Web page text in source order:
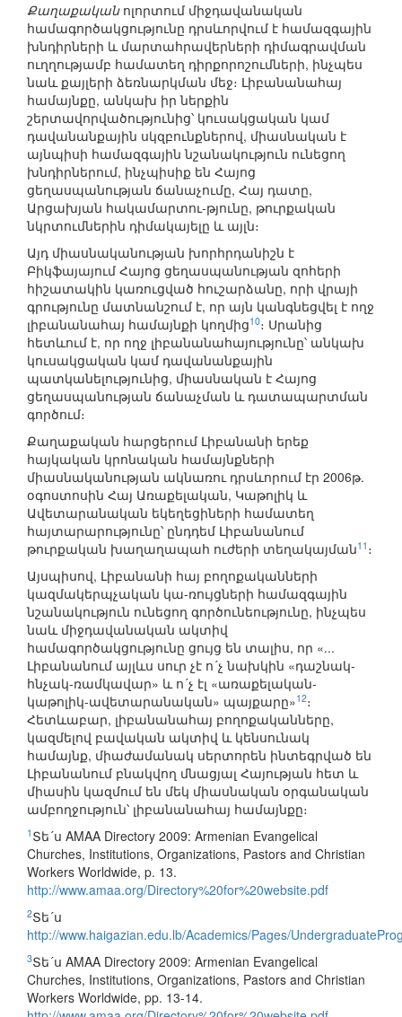
Քաղաքականոլորտում միջդավանական
համագործակցությունը դրսևորվում է համազգային
խնդիրների և մարտահրավերների դիմագրավման
ուղղությամբ համատեղ դիրքորոշումների, ինչպես
նաև քայլերի ձեռնարկման մեջ։ Լիբանանահայ
համայնքը, անկախ իր ներքին
շերտավորվածությունից՝ կուսակցական կամ
դավանանքային սկզբունքներով, միասնական է
այնպիսի համազգային նշանակություն ունեցող
խնդիրներում, ինչպիսիք են Հայոց
ցեղասպանության ճանաչումը, Հայ դատը,
Արցախյան հակամարտու-թյունը, թուրքական
նկրտումներին դիմակայելը և այլն։
Այդ միասնականության խորհրդանիշն է
Բիկֆայայում Հայոց ցեղասպանության զոհերի
հիշատակին կառուցված հուշարձանը, որի վրայի
գրությունը մատնանշում է, որ այն կանգնեցվել է ողջ
լիբանանահայ համայնքի կողմից10։ Սրանից
հետևում է, որ ողջ լիբանանահայությունը՝ անկախ
կուսակցական կամ դավանանքային
պատկանելությունից, միասնական է Հայոց
ցեղասպանության ճանաչման և դատապարտման
գործում։
Քաղաքական հարցերում Լիբանանի երեք
հայկական կրոնական համայնքների
միասնականության ակնառու դրսևորում էր 2006թ.
օգոստոսին Հայ Առաքելական, Կաթոլիկ և
Ավետարանական եկեղեցիների համատեղ
հայտարարությունը՝ ընդդեմ Լիբանանում
թուրքական խաղաղապահ ուժերի տեղակայման11 ։
Այսպիսով, Լիբանանի հայ բողոքականների
կազմակերպչական կա-ռույցների համազգային
նշանակություն ունեցող գործունեությունը, ինչպես
նաև միջդավանական ակտիվ
համագործակցությունը ցույց են տալիս, որ «...
Լիբանանում այլևս սուր չէ ո´չ նախկին «դաշնակ-
հնչակ-ռամկավար» և ո´չ էլ «առաքելական-
կաթոլիկ-ավետարանական» պայքարը»12։
Հետևաբար, լիբանանահայ բողոքականները,
կազմելով բավական ակտիվ և կենսունակ
համայնք, միաժամանակ սերտորեն ինտեգրված են
Լիբանանում բնակվող մնացյալ Հայության հետ և
միասին կազմում են մեկ միասնական օրգանական
ամբողջություն՝ լիբանանահայ համայնքը։
1 Տե´ս AMAA Directory 2009: Armenian Evangelical
Churches, Institutions, Organizations, Pastors and Christian
Workers Worldwide, p. 13.
http://www.amaa.org/Directory%20for%20website.pdf
2Տե´ս
http://www.haigazian.edu.lb/Academics/Pages/
3Տե´ս AMAA Directory 2009: Armenian Evangelical
Churches, Institutions, Organizations, Pastors and Christian
Workers Worldwide, pp. 13-14.